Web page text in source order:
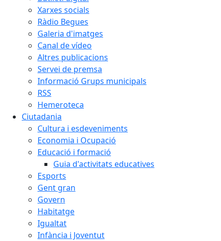
Xarxes socials
Ràdio Begues
Galeria d'imatges
Canal de vídeo
Altres publicacions
Servei de premsa
Informació Grups municipals
RSS
Hemeroteca
Ciutadania
Cultura i esdeveniments
Economia i Ocupació
Educació i formació
Guia d'activitats educatives
Esports
Gent gran
Govern
Habitatge
Igualtat
Infància i Joventut